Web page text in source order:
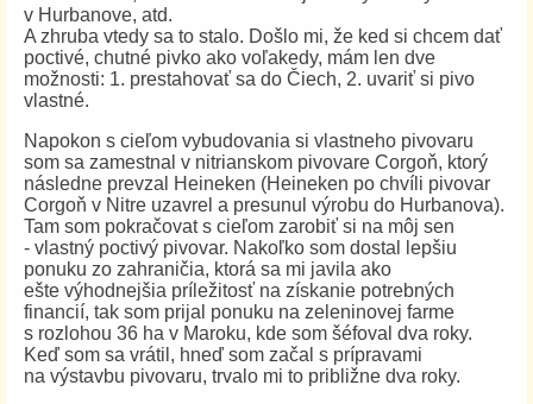
v Hurbanove, atd.
A zhruba vtedy sa to stalo. Došlo mi, že ked si chcem dať
poctivé, chutné pivko ako voľakedy, mám len dve
možnosti: 1. prestahovať sa do Čiech, 2. uvariť si pivo
vlastné.
Napokon s cieľom vybudovania si vlastneho pivovaru
som sa zamestnal v nitrianskom pivovare Corgoň, ktorý
následne prevzal Heineken (Heineken po chvíli pivovar
Corgoň v Nitre uzavrel a presunul výrobu do Hurbanova).
Tam som pokračovat s cieľom zarobiť si na môj sen
- vlastný poctivý pivovar. Nakoľko som dostal lepšiu
ponuku zo zahraničia, ktorá sa mi javila ako
ešte výhodnejšia príležitosť na získanie potrebných
financií, tak som prijal ponuku na zeleninovej farme
s rozlohou 36 ha v Maroku, kde som šéfoval dva roky.
Keď som sa vrátil, hneď som začal s prípravami
na výstavbu pivovaru, trvalo mi to približne dva roky.